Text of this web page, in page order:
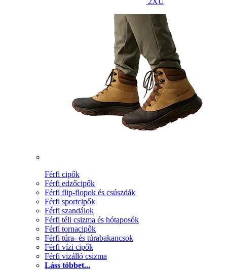
Férfi cipők
Férfi edzőcipők
Férfi flip-flopok és csúszdák
Férfi sportcipők
Férfi szandálok
Férfi téli csizma és hótaposók
Férfi tornacipők
Férfi túra- és túrabakancsok
Férfi vízi cipők
Férfi vizálló csizma
Láss többet...